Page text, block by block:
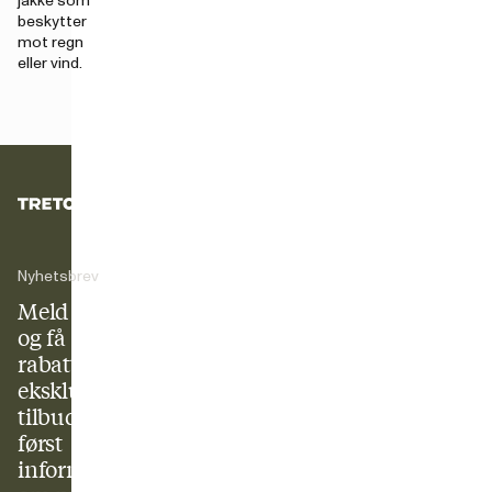
beskytter
mot regn
eller vind.
Nyhetsbrev
Meld deg på
og få 10 %
rabatt +
eksklusive
tilbud og
først
informasjon